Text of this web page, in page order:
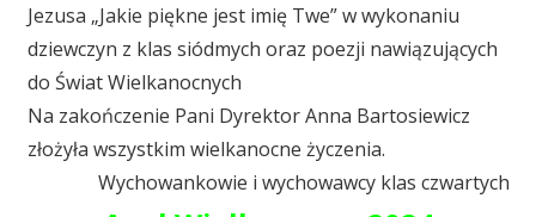
Jezusa „Jakie piękne jest imię Twe” w wykonaniu
dziewczyn z klas siódmych oraz poezji nawiązujących
do Świat Wielkanocnych
Na zakończenie Pani Dyrektor Anna Bartosiewicz
złożyła wszystkim wielkanocne życzenia.
Wychowankowie i wychowawcy klas czwartych